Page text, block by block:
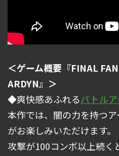
＜ゲーム概要『FINAL
ARDYN』＞
◆爽快感あふれるバトル
本作では、闇の力を持つ
がお楽しみいただけます。
攻撃が100コンボ以上続く